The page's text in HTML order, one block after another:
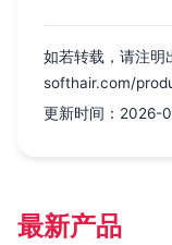
如若转载，请注
softhair.com/
更新时间：2026-
最新产品